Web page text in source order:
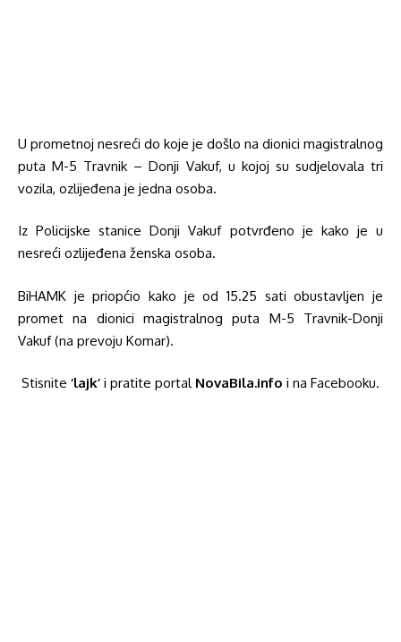
U prometnoj nesreći do koje je došlo na dionici magistralnog
puta M-5 Travnik – Donji Vakuf, u kojoj su sudjelovala tri
vozila, ozlijeđena je jedna osoba.
Iz Policijske stanice Donji Vakuf potvrđeno je kako je u
nesreći ozlijeđena ženska osoba.
BiHAMK je priopćio kako je od 15.25 sati obustavljen je
promet na dionici magistralnog puta M-5 Travnik-Donji
Vakuf (na prevoju Komar).
Stisnite ‘lajk’ i pratite portal NovaBila.info i na Facebooku.